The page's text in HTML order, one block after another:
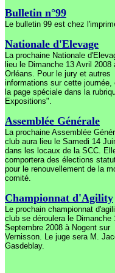
Bulletin n°99
Le bulletin 99 est chez
Nationale d'Elevage
La prochaine Nationale
lieu le Dimanche 13 Avril 2008
Orléans. Pour le jury et autres
informations sur cette journée,
la page spéciale dans la
Expositions".
Assemblée Générale
La prochaine Assemblée
club aura lieu le Samedi 14
dans les locaux de la SCC.
comportera des élections
pour le renouvellement de la
comité.
Championnat d'Agility
Le prochain championnat
club se déroulera le Dimanche
Septembre 2008 à Nogent sur
Vernisson. Le juge sera M.
Gasdeblay.